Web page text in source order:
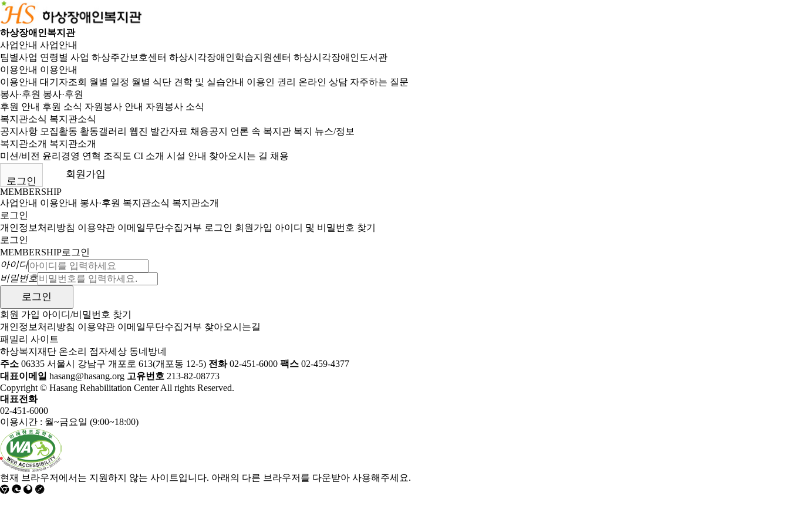
하상장애인복지관
사업안내 사업안내
팀별사업 연령별 사업 하상주간보호센터 하상시각장애인학습지원센터 하상시각장애인도서관
이용안내 이용안내
이용안내 대기자조회 월별 일정 월별 식단 견학 및 실습안내 이용인 권리 온라인 상담 자주하는 질문
봉사·후원 봉사·후원
후원 안내 후원 소식 자원봉사 안내 자원봉사 소식
복지관소식 복지관소식
공지사항 모집활동 활동갤러리 웹진 발간자료 채용공지 언론 속 복지관 복지 뉴스/정보
복지관소개 복지관소개
미션/비전 윤리경영 연혁 조직도 CI 소개 시설 안내 찾아오시는 길 채용
로그인
회원가입
MEMBERSHIP
사업안내 이용안내 봉사·후원 복지관소식 복지관소개
로그인
개인정보처리방침 이용약관 이메일무단수집거부 로그인 회원가입 아이디 및 비밀번호 찾기
로그인
MEMBERSHIP로그인
아이디
비밀번호
회원 가입 아이디/비밀번호 찾기
개인정보처리방침 이용약관 이메일무단수집거부 찾아오시는길
패밀리 사이트
하상복지재단 온소리 점자세상 동네방네
주소 06335 서울시 강남구 개포로 613(개포동 12-5) 전화02-451-6000 팩스 02-459-4377
대표이메일 hasang@hasang.org 고유번호 213-82-08773
Copyright © Hasang Rehabilitation Center All rights Reserved.
대표전화
02-451-6000
이용시간 : 월~금요일 (9:00~18:00)
현재 브라우저에서는 지원하지 않는 사이트입니다. 아래의 다른 브라우저를 다운받아 사용해주세요.